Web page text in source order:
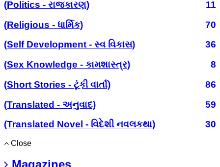
(Politics - રાજકારણ)
11
(Religious - ધાર્મિક)
70
(Self Development - સ્વ વિકાસ)
36
(Sex Knowledge - કામશાસ્ત્ર)
8
(Short Stories - ટૂંકી વાર્તા)
86
(Translated - અનુવાદ)
59
(Translated Novel - વિદેશી નવલકથા)
30
Close
Magazines